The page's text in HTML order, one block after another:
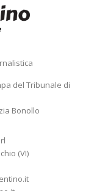
del Tribunale di
Bonollo
(VI)